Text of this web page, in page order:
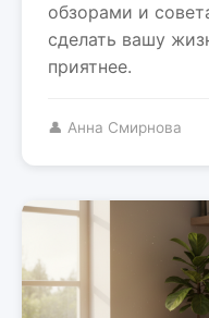
обзорами и
сделать вашу
приятнее.
👤 Анна Смирнова